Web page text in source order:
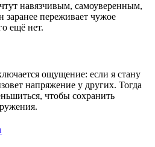
навязчивым, самоуверенным,
переживает чужое
ещё нет.
ощущение: если я стану
напряжение у других. Тогда
чтобы сохранить